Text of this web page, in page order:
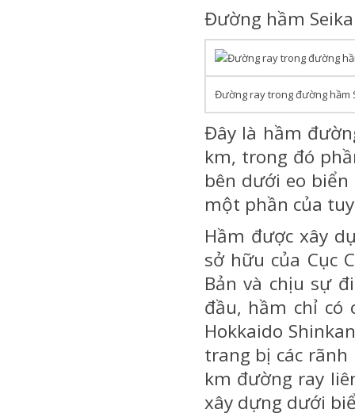
Đường hầm
Đường ray trong đường hầm
Đây là hầm
km, trong đó
bên dưới eo
một phần của
Hầm được xây
sở hữu của Cục
Bản và chịu sự
đầu, hầm chỉ có
Hokkaido
trang bị các
km đường ray
xây dựng dưới